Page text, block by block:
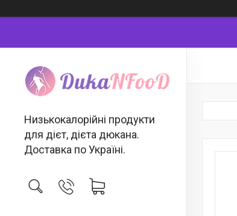
Низькокалорійні продукти
для дієт, дієта дюкана.
Доставка по Україні.